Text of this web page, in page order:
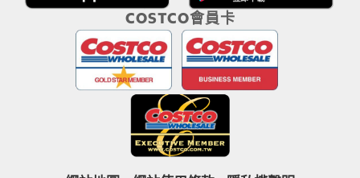
COSTCO會員卡